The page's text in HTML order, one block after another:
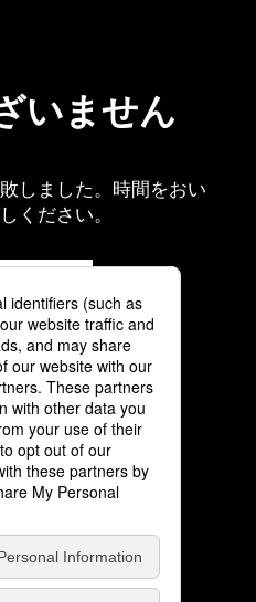
いません
しました。時間をおい
ください。